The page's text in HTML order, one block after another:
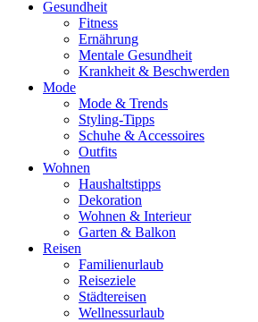
Gesundheit
Fitness
Ernährung
Mentale Gesundheit
Krankheit & Beschwerden
Mode
Mode & Trends
Styling-Tipps
Schuhe & Accessoires
Outfits
Wohnen
Haushaltstipps
Dekoration
Wohnen & Interieur
Garten & Balkon
Reisen
Familienurlaub
Reiseziele
Städtereisen
Wellnessurlaub